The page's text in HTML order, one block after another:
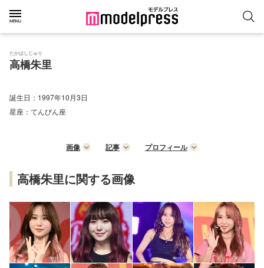
たかはしじゅり
高橋朱里
誕生日： 1997年10月3日
星座： てんびん座
画像 記事 プロフィール
高橋朱里に関する画像